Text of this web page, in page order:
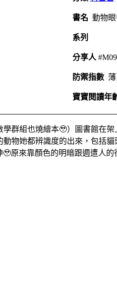
書名 動物
系列
分享人
防禦指數 薄
寶寶閱讀年
群組也燒繪本🥹）圖書館在
物她都辨識度的出來，包括
原來靠顏色的明暗跟週遭人